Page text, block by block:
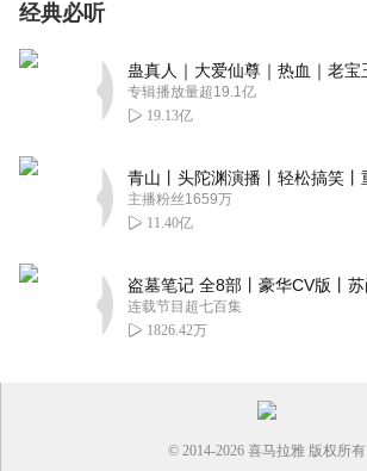
经典必听
专辑播放量超19.1亿
19.13亿
主播粉丝1659万
11.40亿
连载节目超七百集
1826.42万
© 2014-2026 喜马拉雅 版权所有